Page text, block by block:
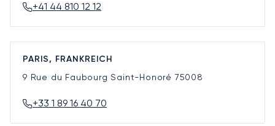
+41 44 810 12 12
PARIS, FRANKREICH
9 Rue du Faubourg Saint-Honoré 75008
+33 1 89 16 40 70